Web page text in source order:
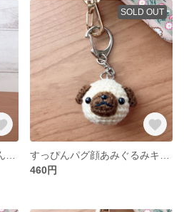
SOLD OUT
460円